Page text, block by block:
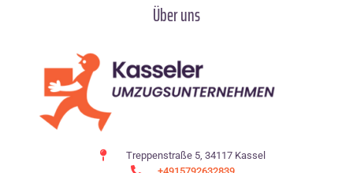
Über uns
Treppenstraße 5, 34117 Kassel